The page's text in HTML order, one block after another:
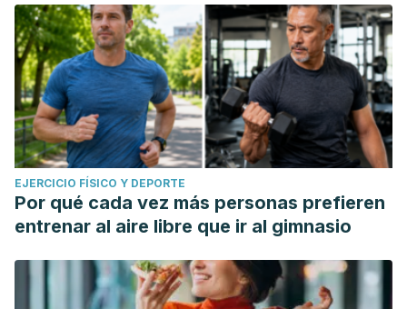
EJERCICIO FÍSICO Y DEPORTE
Por qué cada vez más personas prefieren
entrenar al aire libre que ir al gimnasio